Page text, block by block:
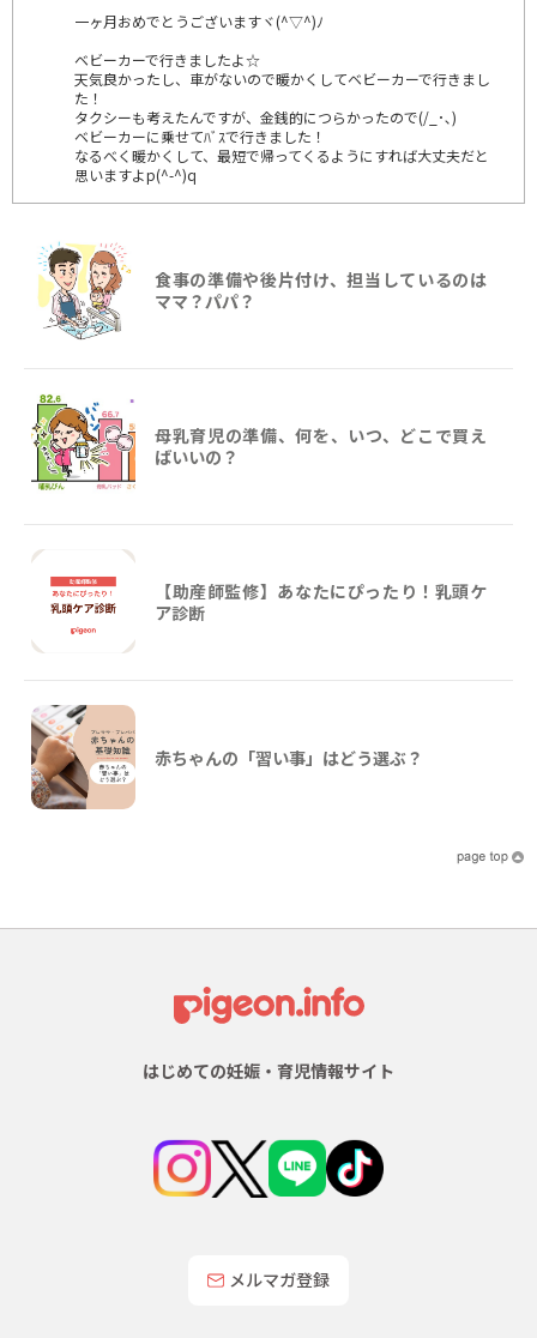
一ヶ月おめでとうございますヾ(^▽^)ﾉ
ベビーカーで行きましたよ☆
天気良かったし、車がないので暖かくしてベビーカーで行きまし
た！
タクシーも考えたんですが、金銭的につらかったので(/_･､)
ベビーカーに乗せてﾊﾞｽで行きました！
なるべく暖かくして、最短で帰ってくるようにすれば大丈夫だと
思いますよp(^-^)q
食事の準備や後片付け、担当しているのは
ママ？パパ？
母乳育児の準備、何を、いつ、どこで買え
ばいいの？
【助産師監修】あなたにぴったり！乳頭ケ
ア診断
赤ちゃんの「習い事」はどう選ぶ？
はじめての妊娠・育児情報サイト
メルマガ登録